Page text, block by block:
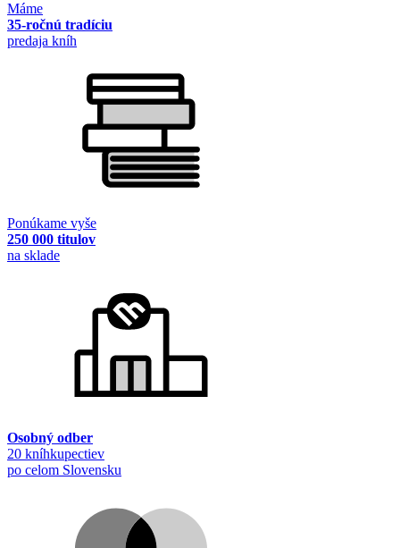
Máme
35-ročnú tradíciu
predaja kníh
Ponúkame vyše
250 000 titulov
na sklade
Osobný odber
20 kníhkupectiev
po celom Slovensku